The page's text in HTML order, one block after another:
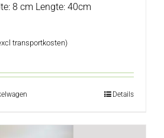
8 cm Lengte: 40cm
transportkosten)
Details